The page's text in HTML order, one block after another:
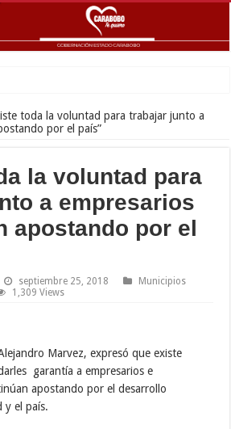
toda la voluntad para trabajar junto a
por el país”
la voluntad para
a empresarios
apostando por el
septiembre 25, 2018
Municipios
1,309 Views
Marvez, expresó que existe
garantía a empresarios e
apostando por el desarrollo
y el país.